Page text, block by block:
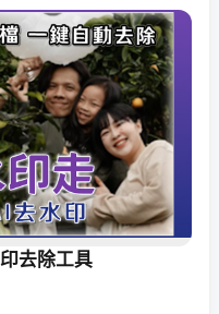
去除工具